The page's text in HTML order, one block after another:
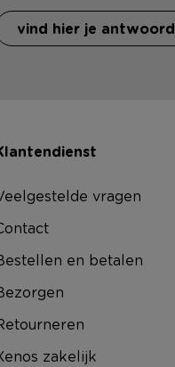
vind hier je antwoord
vragen
en betalen
zakelijk